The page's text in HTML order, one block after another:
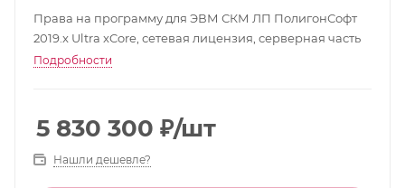
Права на программу для ЭВМ СКМ ЛП ПолигонСофт
2019.x Ultra xCore, сетевая лицензия, серверная часть
Подробности
5 830 300 ₽/шт
Нашли дешевле?